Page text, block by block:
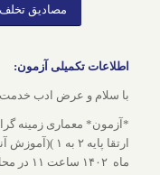
مصادیق
اطلاعات تکمیلی آزمون:
با سلام و عرض ادب
*آزمون* معماری زمینه
ماه ۱۴۰۲ ساعت ۱۱ در محل موسسه به نشانی زیر برگزار می گردد.